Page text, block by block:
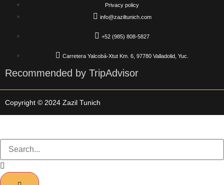
info@zaziltunich.com
+52 (985) 808-5827
Carretera Yalcobá-Xtut Km. 6, 97780 Valladolid, Yuc.
Privacy policy
Recommended by TripAdvisor
Copyright © 2024 Zazil Tunich